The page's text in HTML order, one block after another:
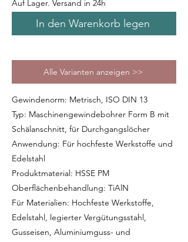
Auf Lager. Versand in 24h
In den Warenkorb legen
Alle Varianten anzeigen >>
Gewindenorm: Metrisch, ISO DIN 13
Typ: Maschinengewindebohrer Form B mit
Schälanschnitt, für Durchgangslöcher
Anwendung: Für hochfeste Werkstoffe und
Edelstahl
Produktmaterial: HSSE PM
Oberflächenbehandlung: TiAlN
Für Materialien: Hochfeste Werkstoffe,
Edelstahl, legierter Vergütungsstahl,
Gusseisen, Aluminiumguss- und